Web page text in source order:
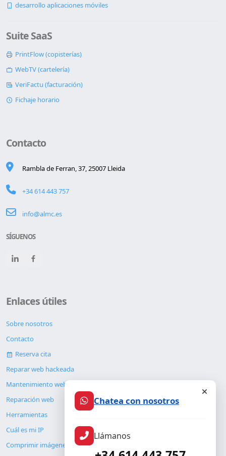
desarrollo aplicaciones móviles
Suite SaaS
PrintFlow (copisterías)
WebTV (cartelería)
VeriFactu (facturación)
Fichaje horario
Contacto
Rambla de Ferran, 37, 25007 Lleida
+34 614 443 757
info@almc.es
SÍGUENOS
Enlaces útiles
Sobre nosotros
Contacto
Reserva cita
Reparar web hackeada
Mantenimiento web
Reparación web
Herramientas
Cuál es mi IP
Comprimir imágenes
Chatea con nosotros
Llámanos